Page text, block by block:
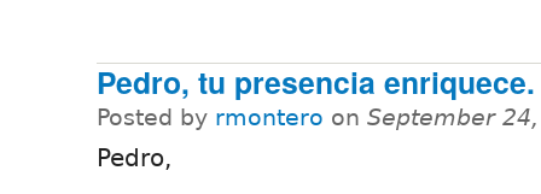
Pedro, tu presencia enriquece.
Posted by rmontero on September
Pedro,